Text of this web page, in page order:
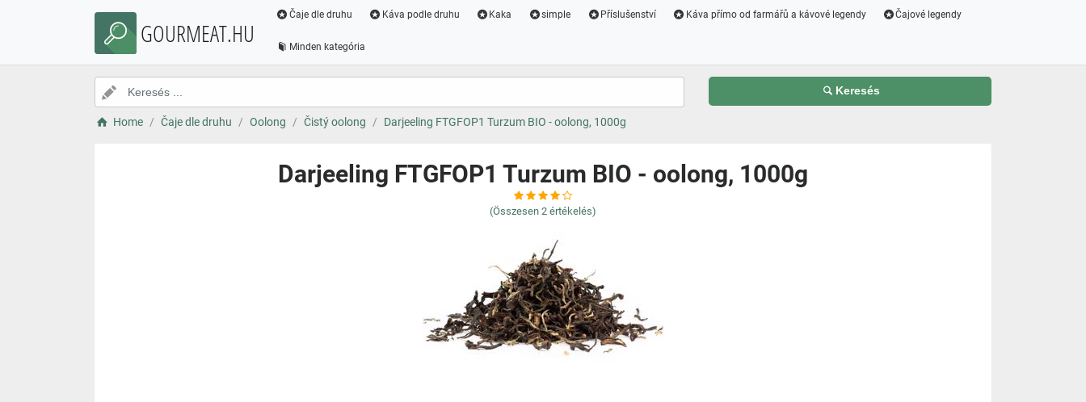
GOURMEAT.HU
Čaje dle druhu Káva podle druhu Kaka simple Příslušenství Káva přímo od farmářů a kávové legendy Čajové legendy
Minden kategória
Keresés
Home Čaje dle druhu Oolong Čistý oolong Darjeeling FTGFOP1 Turzum BIO - oolong, 1000g
Darjeeling FTGFOP1 Turzum BIO - oolong, 1000g
(Összesen 2 értékelés)